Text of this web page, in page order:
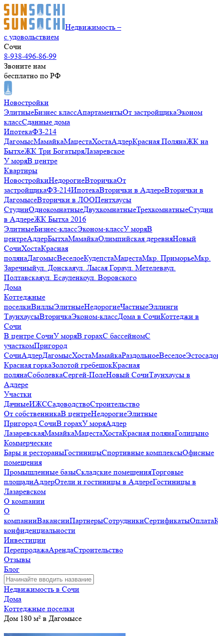
Недвижимость –
с удовольствием
Сочи
8-938-496-86-99
Звоните нам
бесплатно по РФ
Новостройки
ЭлитныеБизнес классАпартаментыОт застройщикаЭконом
классСданные дома
ИпотекаФЗ-214
ДагомысМамайкаМацестаХостаАдлерКрасная ПолянаЖК на
БытхеЖК Три БогатыряЛазаревское
У моряВ центре
Квартиры
НовостройкиНедорогиеВторичкаОт
застройщикаФЗ-214ИпотекаВторички в АдлереВторички в
ДагомысеВторички в ЛООПентхаусы
СтудииОднокомнатныеДвухкомнатныеТрехкомнатныеСтудии
в АдлереЖК Бытха 2016
ЭлитныеБизнес-классЭконом-классУ моряВ
центреАдлерБытхаМамайкаОлимпийская деревняНовый
СочиХостаКрасная
полянаДагомысВеселоеКудепстаМацестаМкр. ПриморьеМкр.
Заречныйул. Донскаяул. Лысая Гораул. Метелеваул.
Полтавскаяул. Есауленкоул. Воровского
Дома
Коттеджные
поселкиВиллыЭлитныеНедорогиеЧастныеЭллинги
ТаунхаусыВторичкаЭконом-классДома в СочиКоттеджи в
Сочи
В центре СочиУ моряВ горахС бассейномС
участкомПригород
СочиАдлерДагомысХостаМамайкаРаздольноеВеселое
Красная горкаЗолотой гребешокКрасная
полянаСоболевкаСергей-ПолеНовый СочиТаунхаусы в
Адлере
Участки
ДачныеИЖССадоводствоСтроительство
От собственникаВ центреНедорогиеЭлитные
Пригород СочиВ горахУ моряАдлер
ЛазаревскаяМамайкаМацестаХостаКрасная полянаГолицыно
Коммерческие
Бары и рестораныГостиницыСпортивные комплексыОфисные
помещения
Промышленные базыСкладские помещенияТорговые
площадиАдлерОтели и гостиницы в АдлереГостиницы в
Лазаревском
О компании
О
компанииВакансииПартнерыСотрудникиСертификатыОплата
конфиденциальности
Инвестиции
ПерепродажаАрендаСтроительство
Отзывы
Блог
Недвижимость в Сочи
Дома
Коттеджные поселки
Дом 180 м² в Дагомысе